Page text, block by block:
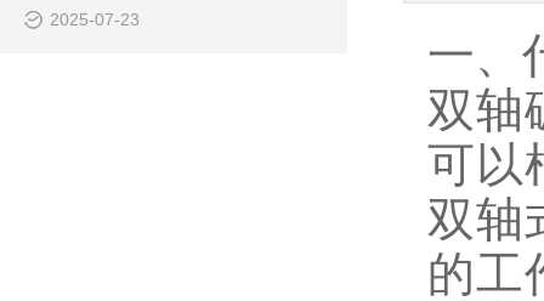
一、
双轴
可以
双轴
的工
2025-07-23